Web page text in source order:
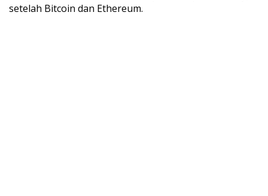
setelah Bitcoin dan Ethereum.